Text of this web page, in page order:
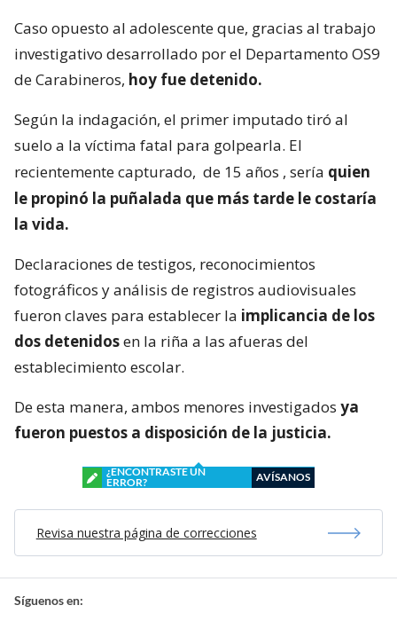
Caso opuesto al adolescente que, gracias al trabajo
investigativo desarrollado por el Departamento OS9
de Carabineros, hoy fue detenido.
Según la indagación, el primer imputado tiró al
suelo a la víctima fatal para golpearla. El
recientemente capturado, de 15 años , sería quien
le propinó la puñalada que más tarde le costaría
la vida.
Declaraciones de testigos, reconocimientos
fotográficos y análisis de registros audiovisuales
fueron claves para establecer la implicancia de los
dos detenidosen la riña a las afueras del
establecimiento escolar.
De esta manera, ambos menores investigados ya
fueron puestos a disposición de la justicia.
¿ENCONTRASTE UN
ERROR?
AVÍSANOS
Revisa nuestra página de correcciones
Síguenos en: